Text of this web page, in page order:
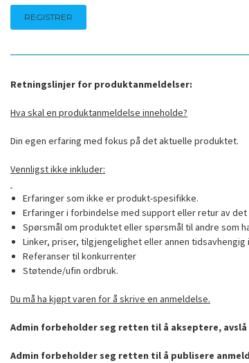
Retningslinjer for produktanmeldelser:
Hva skal en produktanmeldelse inneholde?
Din egen erfaring med fokus på det aktuelle produktet.
Vennligst ikke inkluder:
Erfaringer som ikke er produkt-spesifikke.
Erfaringer i forbindelse med support eller retur av
Spørsmål om produktet eller spørsmål til andre som
Linker, priser, tilgjengelighet eller annen tidsavhengig
Referanser til konkurrenter
Støtende/ufin ordbruk.
Du må ha kjøpt varen for å skrive en anmeldelse.
Admin forbeholder seg retten til å akseptere,
Admin forbeholder seg retten til å publisere